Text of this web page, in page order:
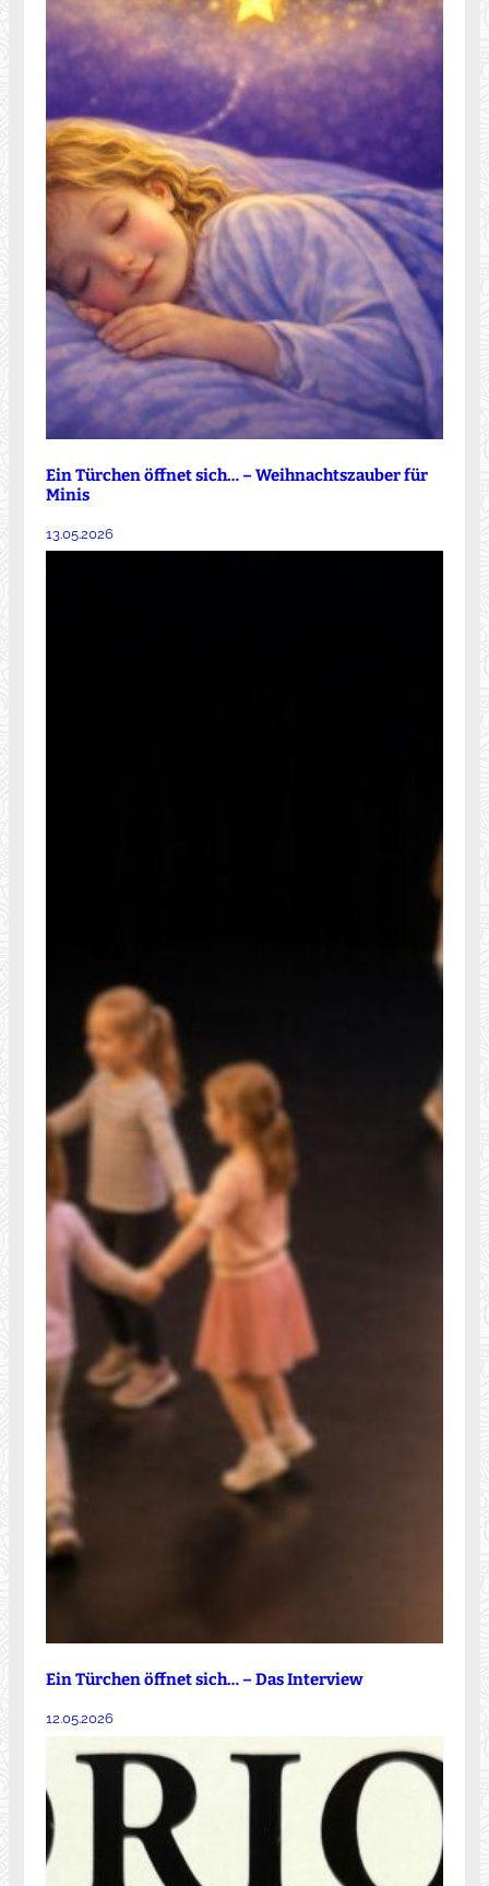
Ein Türchen öffnet sich… – Weihnachtszauber für
Minis
13.05.2026
Ein Türchen öffnet sich… – Das Interview
12.05.2026